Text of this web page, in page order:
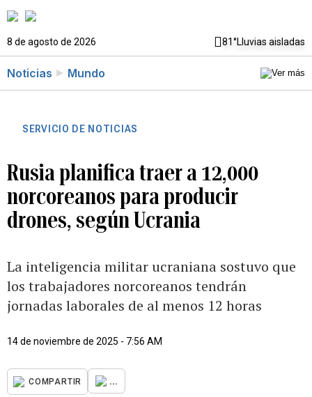
8 de agosto de 2026 81°Lluvias aisladas
Noticias Mundo
SERVICIO DE NOTICIAS
Rusia planifica traer a 12,000
norcoreanos para producir
drones, según Ucrania
La inteligencia militar ucraniana sostuvo que
los trabajadores norcoreanos tendrán
jornadas laborales de al menos 12 horas
14 de noviembre de 2025 - 7:56 AM
COMPARTIR ...